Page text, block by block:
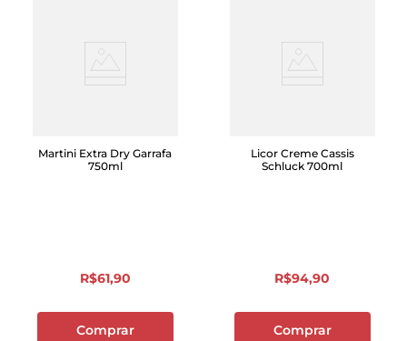
Martini Extra Dry Garrafa
750ml
R$61,90
Comprar
Licor Creme Cassis
Schluck 700ml
R$94,90
Comprar